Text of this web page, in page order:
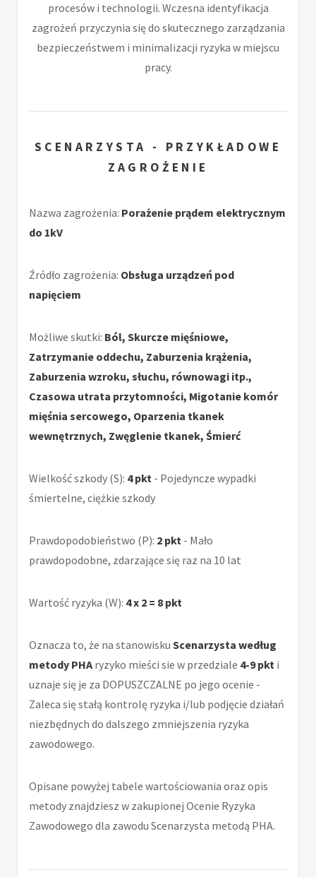
procesów i technologii. Wczesna identyfikacja
zagrożeń przyczynia się do skutecznego zarządzania
bezpieczeństwem i minimalizacji ryzyka w miejscu
pracy.
SCENARZYSTA - PRZYKŁADOWE
ZAGROŻENIE
Nazwa zagrożenia: Porażenie prądem elektrycznym
do 1kV
Źródło zagrożenia: Obsługa urządzeń pod
napięciem
Możliwe skutki: Ból, Skurcze mięśniowe,
Zatrzymanie oddechu, Zaburzenia krążenia,
Zaburzenia wzroku, słuchu, równowagi itp.,
Czasowa utrata przytomności, Migotanie komór
mięśnia sercowego, Oparzenia tkanek
wewnętrznych, Zwęglenie tkanek, Śmierć
Wielkość szkody (S): 4 pkt - Pojedyncze wypadki
śmiertelne, ciężkie szkody
Prawdopodobieństwo (P): 2 pkt - Mało
prawdopodobne, zdarzające się raz na 10 lat
Wartość ryzyka (W): 4 x 2 = 8 pkt
Oznacza to, że na stanowisku Scenarzysta według
metody PHA ryzyko mieści sie w przedziale 4-9 pkt i
uznaje się je za DOPUSZCZALNE po jego ocenie -
Zaleca się stałą kontrolę ryzyka i/lub podjęcie działań
niezbędnych do dalszego zmniejszenia ryzyka
zawodowego.
Opisane powyżej tabele wartościowania oraz opis
metody znajdziesz w zakupionej Ocenie Ryzyka
Zawodowego dla zawodu Scenarzysta metodą PHA.